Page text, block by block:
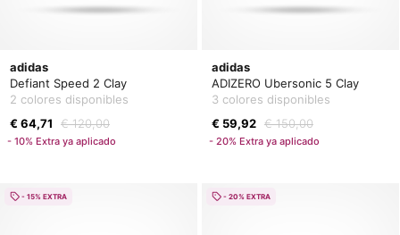
adidas
Defiant Speed 2 Clay
2 colores disponibles
€ 64,71
€ 120,00
- 10% Extra ya aplicado
adidas
ADIZERO Ubersonic 5 Clay
3 colores disponibles
€ 59,92 € 150,00
- 20% Extra ya aplicado
- 15% EXTRA - 20% EXTRA